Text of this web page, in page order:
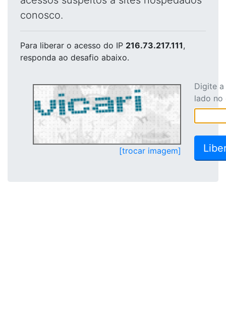
conosco.
Para liberar o acesso do IP 216.73.217.111,
responda ao desafio abaixo.
[trocar imagem]
Digite
lado no